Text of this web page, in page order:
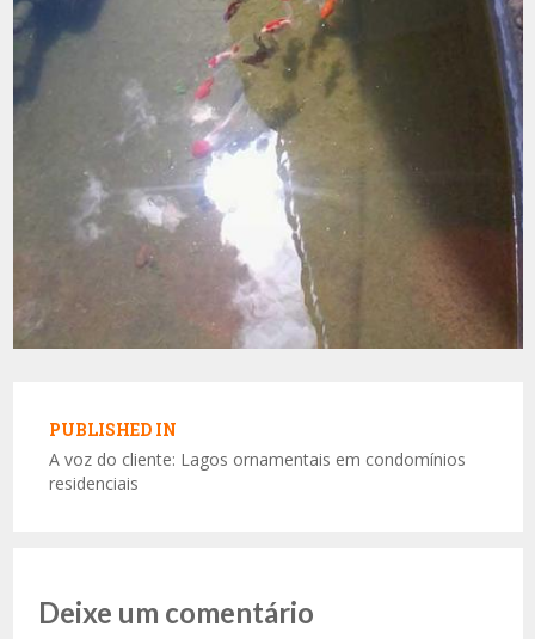
de
Post
PUBLISHED IN
A voz do cliente: Lagos ornamentais em condomínios
residenciais
Deixe um comentário